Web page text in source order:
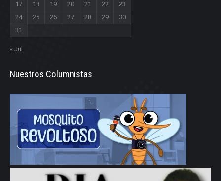
17
18 19 20 21 22
23
24
25 26 27 28 29
30
31
« Jul
Nuestros Columnistas